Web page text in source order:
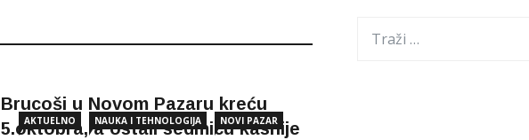
AKTUELNO NAUKA I TEHNOLOGIJA NOVI PAZAR
Brucoši u Novom Pazaru kreću
5.oktobra, a ostali sedmicu kasnije